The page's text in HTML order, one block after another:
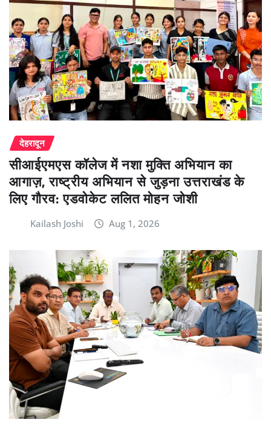
देहरादून
सीआईएमएस कॉलेज में नशा मुक्ति अभियान का
आगाज़, राष्ट्रीय अभियान से जुड़ना उत्तराखंड के
लिए गौरव: एडवोकेट ललित मोहन जोशी
Kailash Joshi Aug 1, 2026